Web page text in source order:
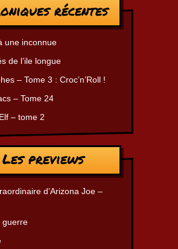
récentes
une inconnue
de l’ile longue
– Tome 3 : Croc’n’Roll !
– Tome 24
– tome 2
Les previews
d’Arizona Joe –
guerre